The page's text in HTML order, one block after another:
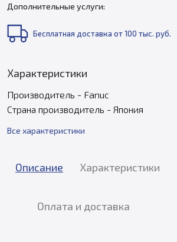
Дополнительные услуги:
Бесплатная доставка от 100 тыс. руб.
Характеристики
Производитель - Fanuc
Страна производитель - Япония
Все характеристики
Описание Характеристики
Оплата и доставка